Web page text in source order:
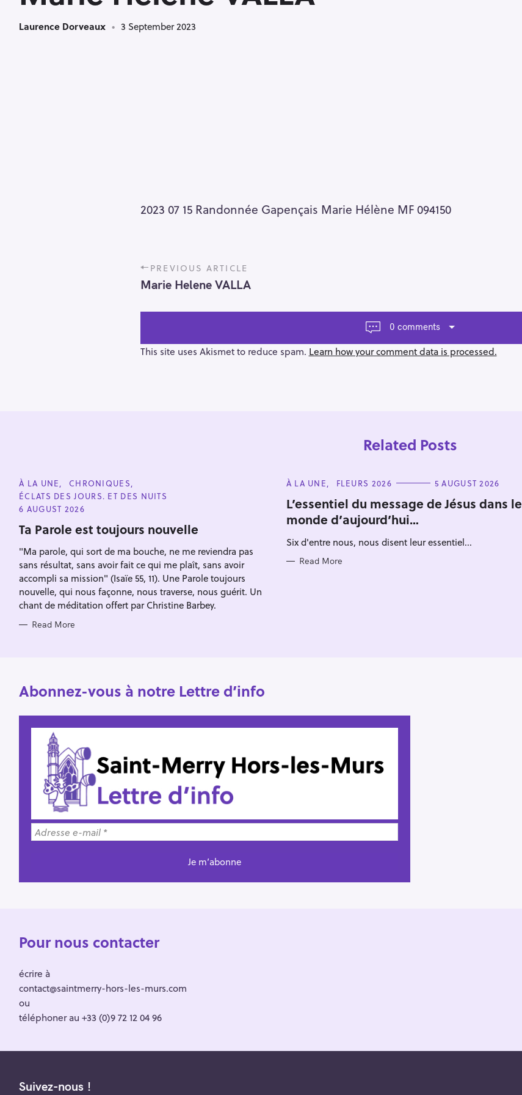
Laurence Dorveaux 3 September 2023
2023 07 15 Randonnée Gapençais Marie Hélène MF 094150
P
o
s
t
v
PREVIOUS ARTICLE
Marie Helene VALLA
0 comments
This site uses Akismet to reduce spam. Learn how your comment data is processed.
Related Posts
C
A
T
E
O
R
E
À LA UNE
CHRONIQUES
ÉCLATS DES JOURS. ET DES NUITS
6 AUGUST 2026
Ta Parole est toujours nouvelle
"Ma parole, qui sort de ma bouche, ne me reviendra pas
sans résultat, sans avoir fait ce qui me plaît, sans avoir
accompli sa mission" (Isaïe 55, 11). Une Parole toujours
nouvelle, qui nous façonne, nous traverse, nous guérit. Un
chant de méditation offert par Christine Barbey.
Read More
C
T
E
G
O
I
S
À LA UNE FLEURS 2026 5 AUGUST 2026
L’essentiel du message de Jésus dans le
monde d’aujourd’hui…
Six d'entre nous, nous disent leur essentiel...
Read More
Abonnez-vous à notre Lettre d’info
Pour nous contacter
écrire à
contact@saintmerry-hors-les-murs.com
ou
téléphoner au +33 (0)9 72 12 04 96
Suivez-nous !
a
h
f
o
r
: